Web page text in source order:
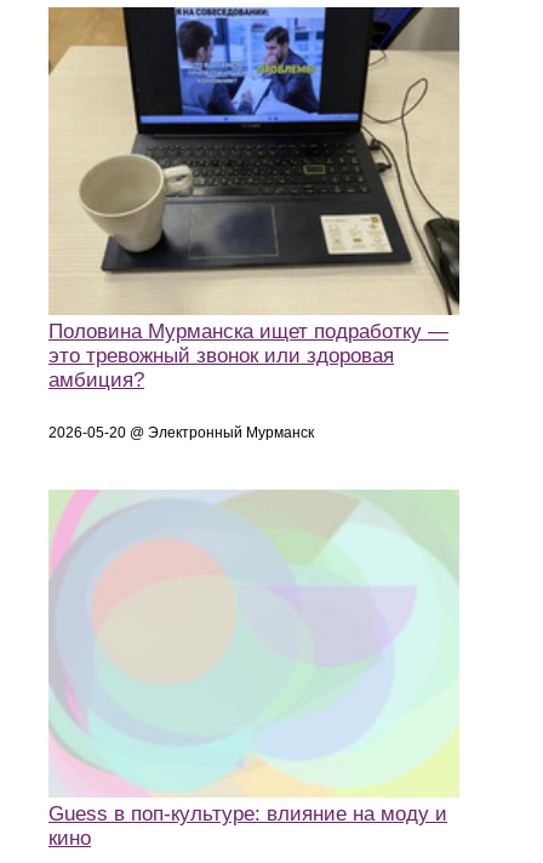
Половина Мурманска ищет подработку —
это тревожный звонок или здоровая
амбиция?
2026-05-20 @ Электронный Мурманск
Guess в поп-культуре: влияние на моду и
кино